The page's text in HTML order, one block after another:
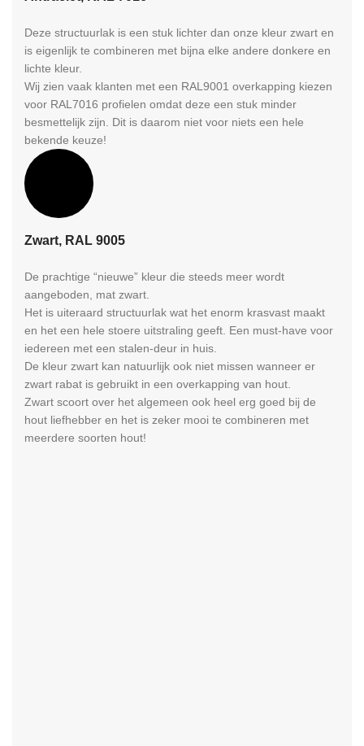
Deze structuurlak is een stuk lichter dan onze kleur zwart en
is eigenlijk te combineren met bijna elke andere donkere en
lichte kleur.
Wij zien vaak klanten met een RAL9001 overkapping kiezen
voor RAL7016 profielen omdat deze een stuk minder
besmettelijk zijn. Dit is daarom niet voor niets een hele
bekende keuze!
Zwart, RAL 9005
De prachtige “nieuwe” kleur die steeds meer wordt
aangeboden, mat zwart.
Het is uiteraard structuurlak wat het enorm krasvast maakt
en het een hele stoere uitstraling geeft. Een must-have voor
iedereen met een stalen-deur in huis.
De kleur zwart kan natuurlijk ook niet missen wanneer er
zwart rabat is gebruikt in een overkapping van hout.
Zwart scoort over het algemeen ook heel erg goed bij de
hout liefhebber en het is zeker mooi te combineren met
meerdere soorten hout!